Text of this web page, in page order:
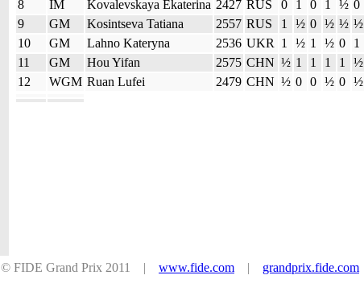
8
IM Kovalevskaya Ekaterina 2427 RUS 0 1 0 1 ½ 0
9
GM Kosintseva Tatiana 2557 RUS 1 ½ 0 ½ ½ ½
10
GM Lahno Kateryna 2536 UKR 1 ½ 1 ½ 0 1
11
GM Hou Yifan 2575 CHN ½ 1 1 1 1 ½
12
WGM Ruan Lufei 2479 CHN ½ 0 0 ½ 0 ½
© FIDE Grand Prix 2011 | www.fide.com | grandprix.fide.com